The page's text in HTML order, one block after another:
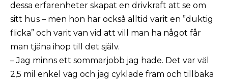
dessa erfarenheter skapat en drivkraft att se om
sitt hus – men hon har också alltid varit en ”duktig
flicka” och varit van vid att vill man ha något får
man tjäna ihop till det själv.
– Jag minns ett sommarjobb jag hade. Det var väl
2,5 mil enkel väg och jag cyklade fram och tillbaka